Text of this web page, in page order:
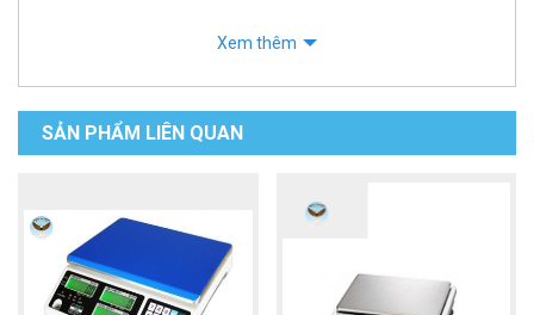
Xem thêm
SẢN PHẨM LIÊN QUAN